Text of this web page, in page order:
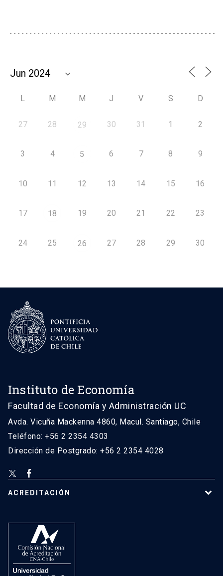
L M M J V S D
27 28 29 30 31 1 2
3 4 5 6 7 8 9
10 11 12 13 14 15 16
17 18 19 20 21 22 23
24 25 26 27 28 29 30
Instituto de Economía
Facultad de Economía y Administración UC
Avda. Vicuña Mackenna 4860, Macul. Santiago, Chile
Teléfono: +56 2 2354 4303
Dirección de Postgrado: +56 2 2354 4028
ACREDITACIÓN